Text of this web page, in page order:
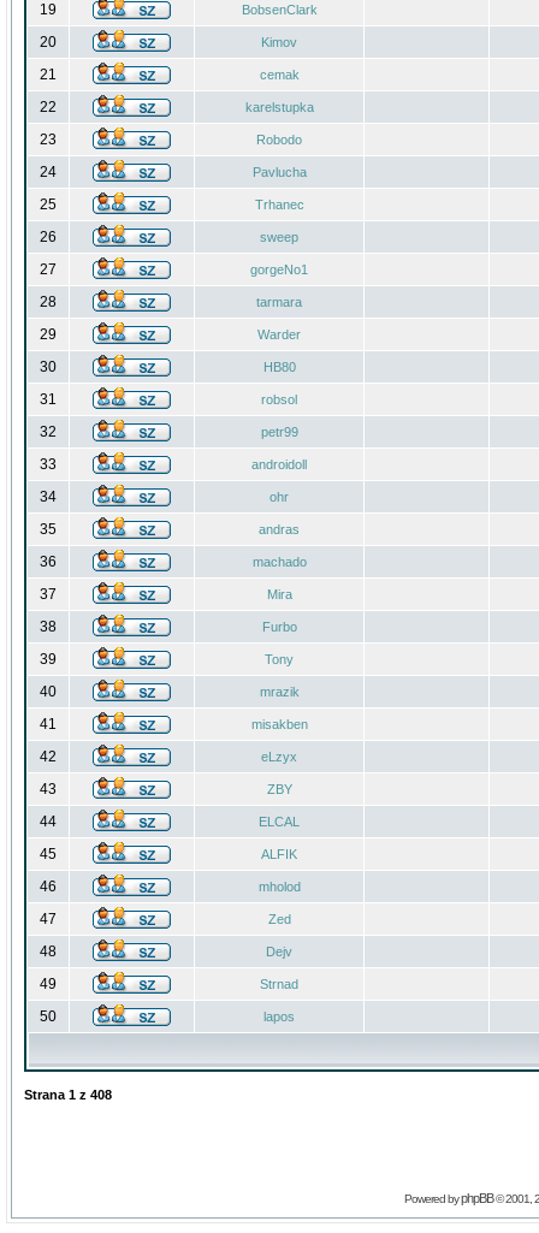
19 BobsenClark
20 Kimov
21 cemak
22 karelstupka
23 Robodo
24 Pavlucha
25 Trhanec
26 sweep
27 gorgeNo1
28 tarmara
29 Warder
30 HB80
31 robsol
32 petr99
33 androidoll
34 ohr
35 andras
36 machado
37 Mira
38 Furbo
39 Tony
40 mrazik
41 misakben
42 eLzyx
43 ZBY
44 ELCAL
45 ALFIK
46 mholod
47 Zed
48 Dejv
49 Strnad
50 lapos
Strana 1 z 408
Powered byphpBB© 2001,